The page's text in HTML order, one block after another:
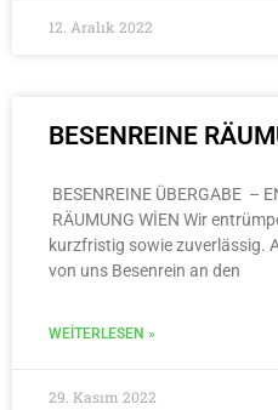
12. Aralık 2022
BESENREINE
BESENREINE ÜBERGABE –
RÄUMUNG WİEN Wir
kurzfristig sowie zuverlässig.
von uns Besenrein an den
WEITERLESEN »
29. Kasım 2022